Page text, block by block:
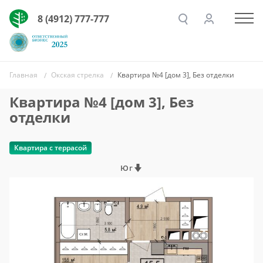
8 (4912) 777-777
Главная Окская стрелка Квартира №4 [дом 3], Без отделки
Квартира №4 [дом 3], Без
отделки
Квартира с террасой
Юг